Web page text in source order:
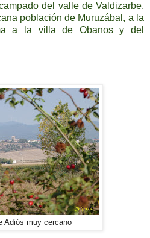
del valle de Valdizarbe,
población de Muruzábal, a la
a la villa de Obanos y del
Adiós muy cercano